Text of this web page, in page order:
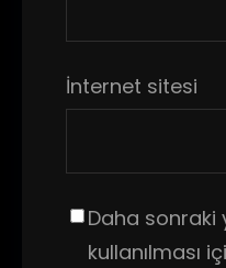
İnternet sitesi
Daha sonraki
kullanılması